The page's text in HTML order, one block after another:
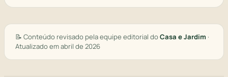
📝 Conteúdo revisado pela equipe editorial doCasa e Jardim ·
Atualizado em abril de 2026